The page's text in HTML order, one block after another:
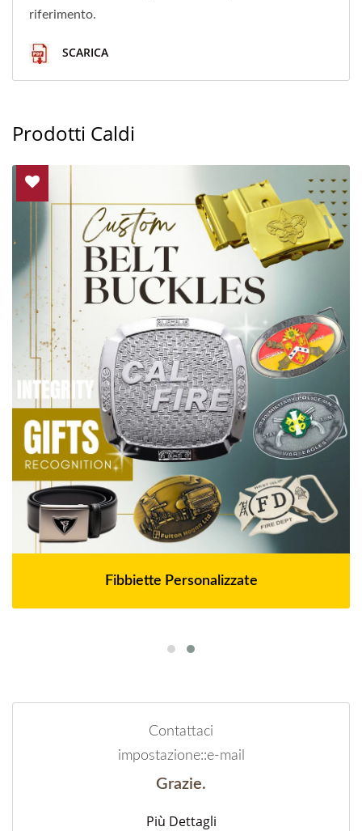
riferimento.
SCARICA
Prodotti Caldi
Fibbiette Personalizzate
Contattaci
impostazione::e-mail
Grazie.
Più Dettagli